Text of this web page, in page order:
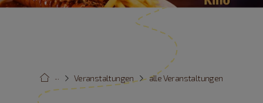
alle Veranstaltungen
Veranstaltungen
···